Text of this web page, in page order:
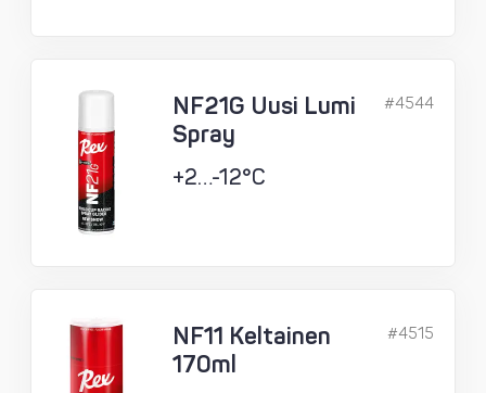
NF21G Uusi Lumi
Spray
+2…-12°C
#4544
NF11 Keltainen
170ml
#4515